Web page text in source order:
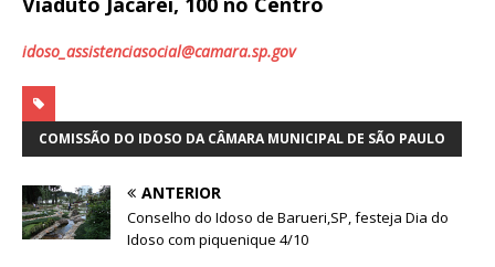
idoso_assistenciasocial@camara.sp.gov
COMISSÃO DO IDOSO DA CÂMARA MUNICIPAL DE SÃO PAULO
ANTERIOR
Conselho do Idoso de Barueri,SP, festeja Dia do
Idoso com piquenique 4/10